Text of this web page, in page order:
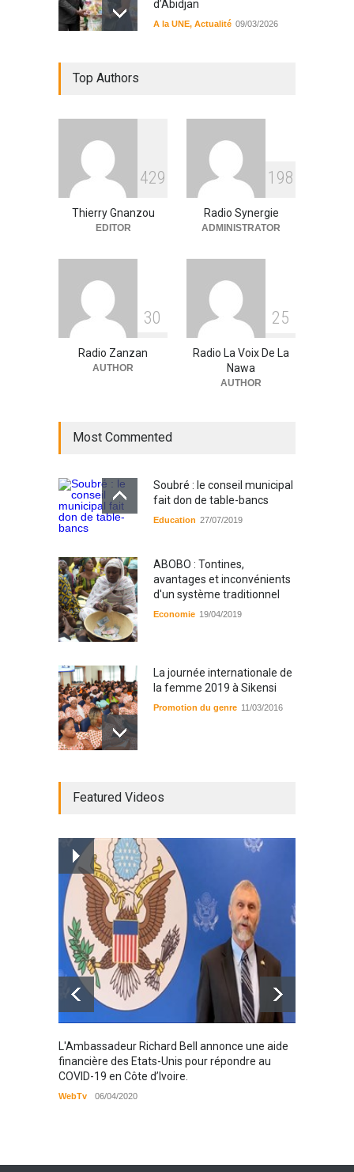
d’Abidjan
A la UNE, Actualité 09/03/2026
RFI Forme ses journalistes et
techniciens radios
partenaires.
Actualité 09/03/2026
Top Authors
429
Thierry Gnanzou
EDITOR
1 98
Radio Synergie
ADMINISTRATOR
30
Radio Zanzan
AUTHOR
25
Radio La Voix De La
Nawa
AUTHOR
Most Commented
Soubré : le conseil municipal
fait don de table-bancs
Education 27/07/2019
ABOBO : Tontines,
avantages et inconvénients
d'un système traditionnel
Economie 19/04/2019
La journée internationale de
la femme 2019 à Sikensi
Promotion du genre 11/03/2016
Radio partenaire
Magazine : le service de
prise en charge des
personnes vivantes avec le
VIH
Santé 25/03/2019
Featured Videos
L'Ambassadeur Richard Bell annonce une aide
financière des Etats-Unis pour répondre au
COVID-19 en Côte d’Ivoire.
WebTv 06/04/2020